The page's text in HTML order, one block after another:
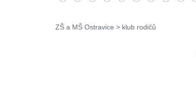
ZŠ a MŠ Ostravice > klub rodičů